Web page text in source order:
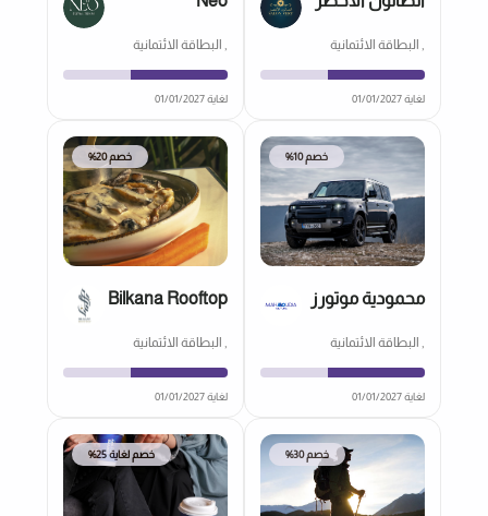
, البطاقة الائتمانية
لغاية 01/01/2027
, البطاقة الائتمانية
لغاية 01/01/2027
خصم 10%
محمودية موتورز
, البطاقة الائتمانية
لغاية 01/01/2027
خصم 20%
Bilkana Rooftop
, البطاقة الائتمانية
لغاية 01/01/2027
خصم 30% خصم لغاية 25%